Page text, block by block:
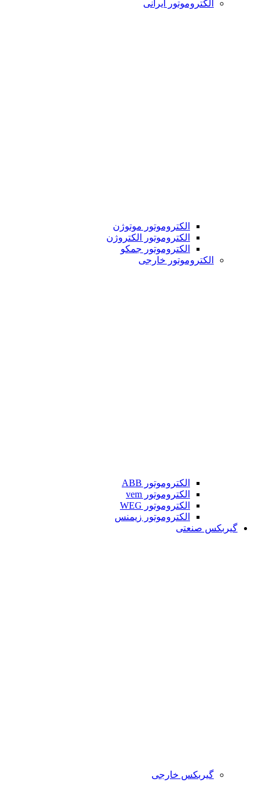
الکتروموتور ایرانی
الکتروموتور موتوژن
الکتروموتور الکتروژن
الکتروموتور جمکو
الکتروموتور خارجی
الکتروموتور ABB
الکتروموتور vem
الکتروموتور WEG
الکتروموتور زیمنس
گیربکس صنعتی
گیربکس خارجی